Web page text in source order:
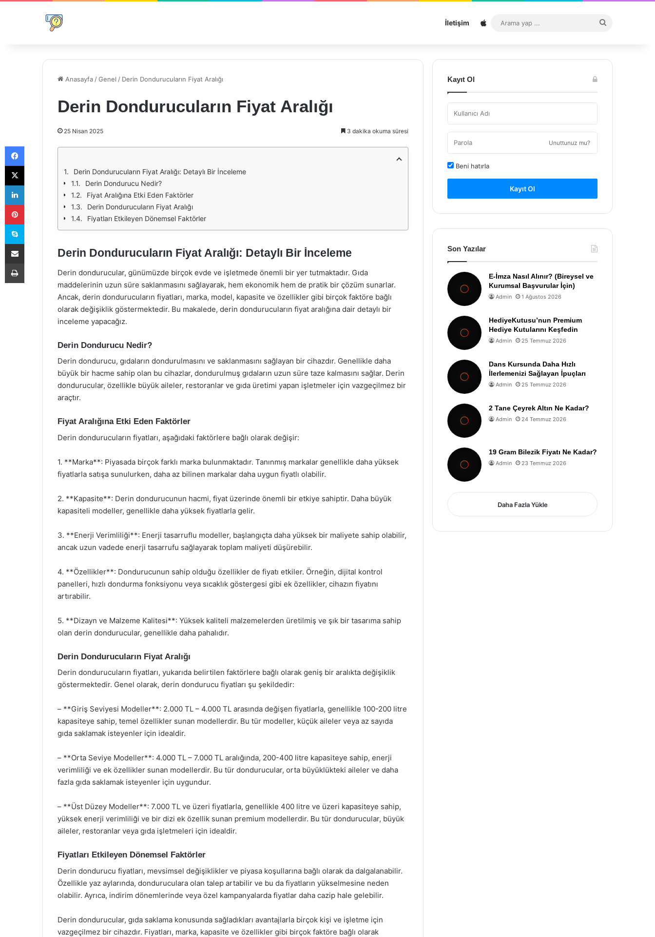
İletişim Sitemap
...
Anasayfa /Genel / Derin Dondurucuların Fiyat Aralığı
Derin Dondurucuların Fiyat Aralığı
25 Nisan 2025 3 dakika okuma süresi
Derin Dondurucuların Fiyat Aralığı: Detaylı Bir İnceleme
Derin Dondurucu Nedir?
Fiyat Aralığına Etki Eden Faktörler
Derin Dondurucuların Fiyat Aralığı
Fiyatları Etkileyen Dönemsel Faktörler
Derin Dondurucuların Fiyat Aralığı: Detaylı Bir İnceleme
Derin dondurucular, günümüzde birçok evde ve işletmede önemli bir yer tutmaktadır. Gıda
maddelerinin uzun süre saklanmasını sağlayarak, hem ekonomik hem de pratik bir çözüm sunarlar.
Ancak, derin dondurucuların fiyatları, marka, model, kapasite ve özellikler gibi birçok faktöre bağlı
olarak değişiklik göstermektedir. Bu makalede, derin dondurucuların fiyat aralığına dair detaylı bir
inceleme yapacağız.
Derin Dondurucu Nedir?
Derin dondurucu, gıdaların dondurulmasını ve saklanmasını sağlayan bir cihazdır. Genellikle daha
büyük bir hacme sahip olan bu cihazlar, dondurulmuş gıdaların uzun süre taze kalmasını sağlar. Derin
dondurucular, özellikle büyük aileler, restoranlar ve gıda üretimi yapan işletmeler için vazgeçilmez bir
araçtır.
Fiyat Aralığına Etki Eden Faktörler
Derin dondurucuların fiyatları, aşağıdaki faktörlere bağlı olarak değişir:
1. **Marka**: Piyasada birçok farklı marka bulunmaktadır. Tanınmış markalar genellikle daha yüksek
fiyatlarla satışa sunulurken, daha az bilinen markalar daha uygun fiyatlı olabilir.
2. **Kapasite**: Derin dondurucunun hacmi, fiyat üzerinde önemli bir etkiye sahiptir. Daha büyük
kapasiteli modeller, genellikle daha yüksek fiyatlarla gelir.
3. **Enerji Verimliliği**: Enerji tasarruflu modeller, başlangıçta daha yüksek bir maliyete sahip olabilir,
ancak uzun vadede enerji tasarrufu sağlayarak toplam maliyeti düşürebilir.
4. **Özellikler**: Dondurucunun sahip olduğu özellikler de fiyatı etkiler. Örneğin, dijital kontrol
panelleri, hızlı dondurma fonksiyonu veya sıcaklık göstergesi gibi ek özellikler, cihazın fiyatını
artırabilir.
5. **Dizayn ve Malzeme Kalitesi**: Yüksek kaliteli malzemelerden üretilmiş ve şık bir tasarıma sahip
olan derin dondurucular, genellikle daha pahalıdır.
Derin Dondurucuların Fiyat Aralığı
Derin dondurucuların fiyatları, yukarıda belirtilen faktörlere bağlı olarak geniş bir aralıkta değişiklik
göstermektedir. Genel olarak, derin dondurucu fiyatları şu şekildedir:
– **Giriş Seviyesi Modeller**: 2.000 TL – 4.000 TL arasında değişen fiyatlarla, genellikle 100-200 litre
kapasiteye sahip, temel özellikler sunan modellerdir. Bu tür modeller, küçük aileler veya az sayıda
gıda saklamak isteyenler için idealdir.
– **Orta Seviye Modeller**: 4.000 TL – 7.000 TL aralığında, 200-400 litre kapasiteye sahip, enerji
verimliliği ve ek özellikler sunan modellerdir. Bu tür dondurucular, orta büyüklükteki aileler ve daha
fazla gıda saklamak isteyenler için uygundur.
– **Üst Düzey Modeller**: 7.000 TL ve üzeri fiyatlarla, genellikle 400 litre ve üzeri kapasiteye sahip,
yüksek enerji verimliliği ve bir dizi ek özellik sunan premium modellerdir. Bu tür dondurucular, büyük
aileler, restoranlar veya gıda işletmeleri için idealdir.
Fiyatları Etkileyen Dönemsel Faktörler
Derin dondurucu fiyatları, mevsimsel değişiklikler ve piyasa koşullarına bağlı olarak da dalgalanabilir.
Özellikle yaz aylarında, donduruculara olan talep artabilir ve bu da fiyatların yükselmesine neden
olabilir. Ayrıca, indirim dönemlerinde veya özel kampanyalarda fiyatlar daha cazip hale gelebilir.
Derin dondurucular, gıda saklama konusunda sağladıkları avantajlarla birçok kişi ve işletme için
vazgeçilmez bir cihazdır. Fiyatları, marka, kapasite ve özellikler gibi birçok faktöre bağlı olarak
Kayıt Ol
Unuttunuz mu?
Beni hatırla
Kayıt Ol
Son Yazılar
E-İmza Nasıl Alınır? (Bireysel ve
Kurumsal Başvurular İçin)
Admin 1 Ağustos 2026
HediyeKutusu’nun Premium
Hediye Kutularını Keşfedin
Admin 25 Temmuz 2026
Dans Kursunda Daha Hızlı
İlerlemenizi Sağlayan İpuçları
Admin 25 Temmuz 2026
2 Tane Çeyrek Altın Ne Kadar?
Admin 24 Temmuz 2026
19 Gram Bilezik Fiyatı Ne Kadar?
Admin 23 Temmuz 2026
Daha Fazla Yükle
Facebook
X
LinkedIn
Pinterest
Skype
E-Posta ile paylaş